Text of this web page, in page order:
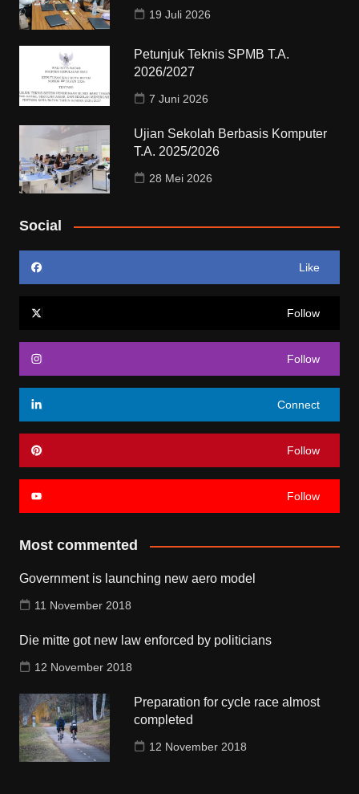
19 Juli 2026
Petunjuk Teknis SPMB T.A.
2026/2027
7 Juni 2026
Ujian Sekolah Berbasis Komputer
T.A. 2025/2026
28 Mei 2026
Social
Like
Follow
Follow
Connect
Follow
Follow
Most commented
Government is launching new aero model
11 November 2018
Die mitte got new law enforced by politicians
12 November 2018
Preparation for cycle race almost
completed
12 November 2018